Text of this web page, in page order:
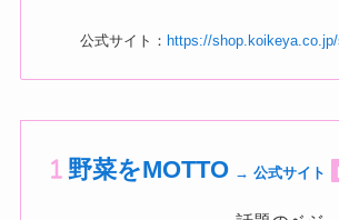
公式サイト： https://
野菜をMOTTO → 公式サイト